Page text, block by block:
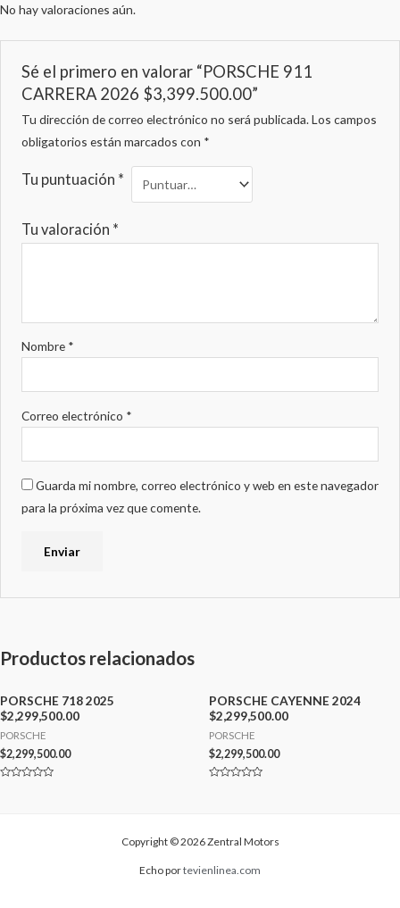
No hay valoraciones aún.
Sé el primero en valorar “PORSCHE 911
CARRERA 2026 $3,399.500.00”
Tu dirección de correo electrónico no será publicada. Los campos
obligatorios están marcados con *
Tu puntuación *
Tu valoración *
Nombre *
Correo electrónico *
Guarda mi nombre, correo electrónico y web en este navegador
para la próxima vez que comente.
Productos relacionados
PORSCHE 718 2025
$2,299,500.00
PORSCHE
$2,299,500.00
PORSCHE CAYENNE 2024
$2,299,500.00
PORSCHE
$2,299,500.00
Copyright © 2026 Zentral Motors
Echo portevienlinea.com